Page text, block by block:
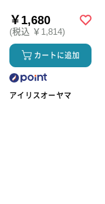
￥1,680
(税込 ￥1,814)
カートに追加
アイリスオーヤマ